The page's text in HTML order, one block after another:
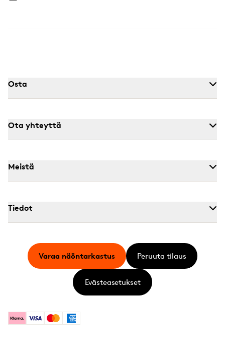
Osta
Ota yhteyttä
Meistä
Tiedot
KlarnaVisa MastercardAmerican Express
Varaa näöntarkastus Peruuta tilaus
Evästeasetukset